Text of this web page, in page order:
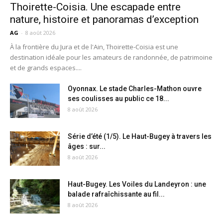
Thoirette-Coisia. Une escapade entre
nature, histoire et panoramas d’exception
AG - 8 août 2026
À la frontière du Jura et de l'Ain, Thoirette-Coisia est une
destination idéale pour les amateurs de randonnée, de patrimoine
et de grands espaces....
Oyonnax. Le stade Charles-Mathon ouvre
ses coulisses au public ce 18...
8 août 2026
Série d’été (1/5). Le Haut-Bugey à travers les
âges : sur...
8 août 2026
Haut-Bugey. Les Voiles du Landeyron : une
balade rafraîchissante au fil...
8 août 2026